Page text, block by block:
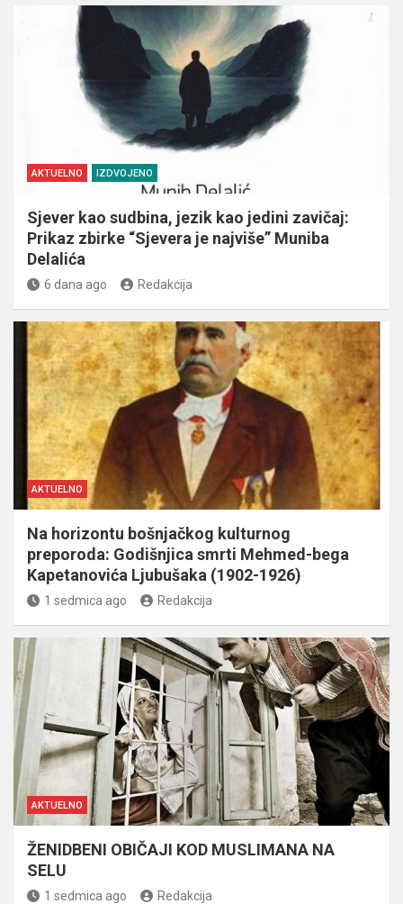
AKTUELNO IZDVOJENO
Sjever kao sudbina, jezik kao jedini zavičaj:
Prikaz zbirke “Sjevera je najviše” Muniba
Delalića
6 dana ago Redakcija
AKTUELNO
Na horizontu bošnjačkog kulturnog
preporoda: Godišnjica smrti Mehmed-bega
Kapetanovića Ljubušaka (1902-1926)
1 sedmica ago Redakcija
AKTUELNO
ŽENIDBENI OBIČAJI KOD MUSLIMANA NA
SELU
1 sedmica ago Redakcija